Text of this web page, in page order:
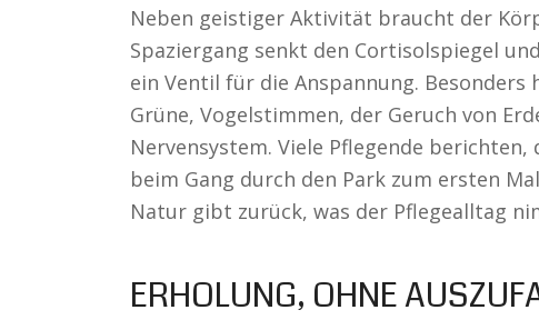
Neben geistiger Aktivität braucht der
Spaziergang senkt den Cortisolspiegel
ein Ventil für die Anspannung.
Grüne, Vogelstimmen, der Geruch von
Nervensystem. Viele Pflegende
beim Gang durch den Park zum ersten
Natur gibt zurück, was der Pflegealltag
ERHOLUNG, OHNE